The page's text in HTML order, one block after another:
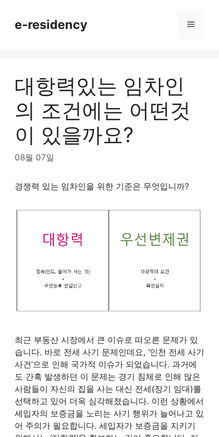
contente-residency Menu
대항력있는 임차인
의 조건에는 어떤것
이 있을까요?
08월 07일
경쟁력 있는 임차인을 위한 기준은 무엇입니까?
최근 부동산 시장에서 큰 이슈로 떠오른 문제가 있
습니다. 바로 전세 사기 문제인데요, ‘인천 전세 사기
사건’으로 인해 국가적 이슈가 되었습니다. 과거에
도 간혹 발생하던 이 문제는 경기 침체로 인해 많은
사람들이 자신의 집을 사는 대신 전세(장기 임대)를
선택하고 있어 더욱 심각해졌습니다. 이런 상황에서
세입자의 보증금을 노리는 사기 행위가 늘어나고 있
어 주의가 필요합니다. 세입자가 보증금을 지키기